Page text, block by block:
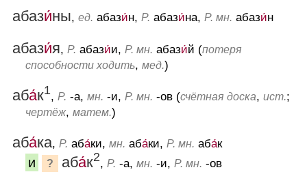
абази́ны, ед. абази́н, Р. абази́на, Р. мн. абази́н
абази́я, Р. абази́и, Р. мн. абази́й (потеря
способности ходить, мед.)
аба́к1, Р. -а, мн. -и, Р. мн. -ов (счётная доска, ист.;
чертёж, матем.)
аба́ка, Р. аба́ки, мн. аба́ки, Р. мн. аба́к
и ? аба́к2, Р. -а, мн. -и, Р. мн. -ов